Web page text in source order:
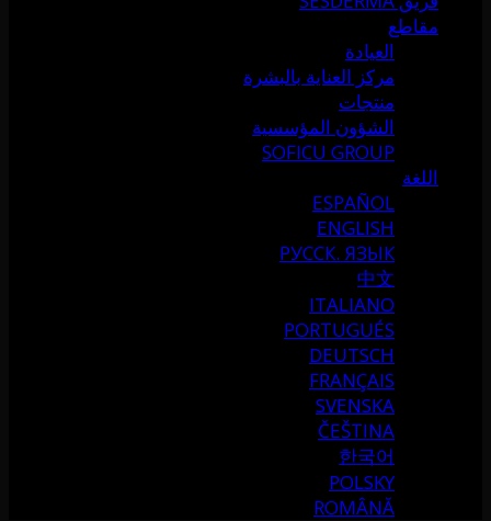
مقاطع
العيادة
مركز العناية بالبشرة
منتجات
الشؤون المؤسسية
SOFICU GROUP
اللغة
ESPAÑOL
ENGLISH
РУССК. ЯЗЫК
中文
ITALIANO
PORTUGUÉS
DEUTSCH
FRANÇAIS
SVENSKA
ČEŠTINA
한국어
POLSKY
ROMÂNĂ